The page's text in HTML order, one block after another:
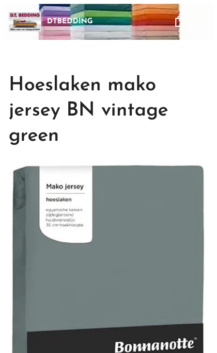
DTBEDDING
Hoeslaken mako
jersey BN vintage
green